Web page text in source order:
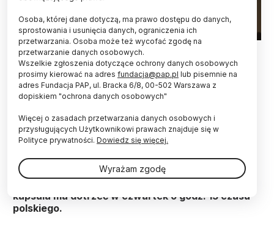
Floryda, 25.06.2025. Start rakiety Falcon 9 z kapsułą Crew
Dragon z Centrum Kosmicznego Johna F. Kennedy’ego na
przylądku Canaveral na Florydzie, 25 bm. W ramach misji
Axiom-4 rakieta zabrała czwórkę astronautów, w tym Sławosza
Uznańskiego-Wiśniewskiego na Międzynarodową Stację
Kosmiczną (ISS). PAP/Leszek Szymański
Rakieta z kapsułą Dragon, na pokładzie której jest
Polak Sławosz Uznański-Wiśniewski,
wystartowała w środę o godz. 8.31 czasu
polskiego z Przylądka Canaveral. Teraz czworo
członków misji Ax-4 zmierza w kierunku
kapsuła ma dotrzeć w czwartek o godz. 13 czasu
polskiego.
Osoba, której dane dotyczą, ma prawo dostępu do danych,
sprostowania i usunięcia danych, ograniczenia ich
przetwarzania. Osoba może też wycofać zgodę na
przetwarzanie danych osobowych.
Wszelkie zgłoszenia dotyczące ochrony danych osobowych
prosimy kierować na adres fundacja@pap.pl lub pisemnie na
adres Fundacja PAP, ul. Bracka 6/8, 00-502 Warszawa z
dopiskiem "ochrona danych osobowych"
Więcej o zasadach przetwarzania danych osobowych i
przysługujących Użytkownikowi prawach znajduje się w
Polityce prywatności. Dowiedz się więcej.
Wyrażam zgodę